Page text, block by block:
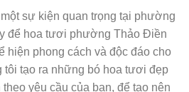
sự kiện quan trọng tại phường
để hoa tươi phường Thảo Điền
hiện phong cách và độc đáo cho
tôi tạo ra những bó hoa tươi đẹp
yêu cầu của bạn, để tạo nên